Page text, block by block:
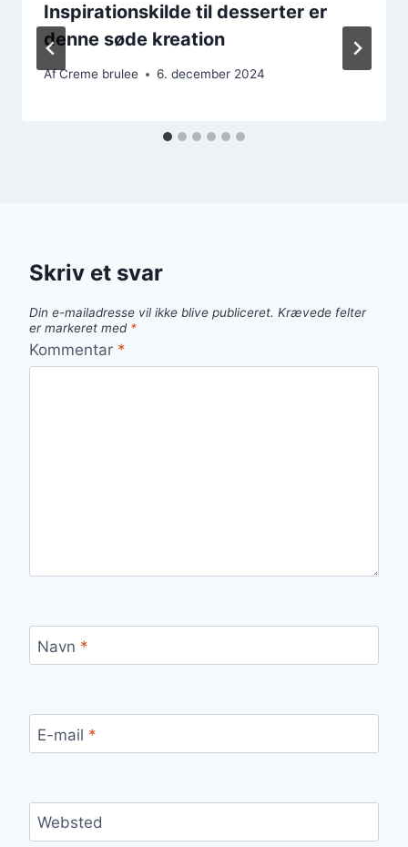
Inspirationskilde til desserter er
denne søde kreation
AfCreme brulee 6. december 2024
Skriv et svar
Din e-mailadresse vil ikke blive publiceret. Krævede felter
er markeret med *
Kommentar *
Navn *
E-mail *
Websted